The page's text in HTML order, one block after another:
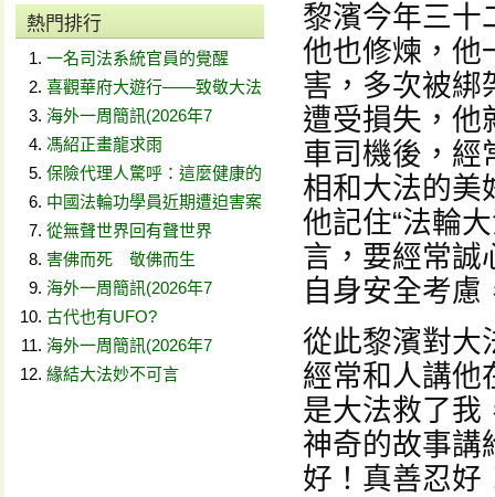
熱門排行
一名司法系統官員的覺醒
喜觀華府大遊行——致敬大法
海外一周簡訊(2026年7
馮紹正畫龍求雨
保險代理人驚呼：這麼健康的
中國法輪功學員近期遭迫害案
從無聲世界回有聲世界
害佛而死 敬佛而生
海外一周簡訊(2026年7
古代也有UFO?
海外一周簡訊(2026年7
緣結大法妙不可言
黎濱今年三十
他也修煉，他
害，多次被綁
遭受損失，他
車司機後，經
相和大法的美
他記住“法輪
言，要經常誠
自身安全考
從此黎濱對大
經常和人講他
是大法救了我
神奇的故事講
好！真善忍好